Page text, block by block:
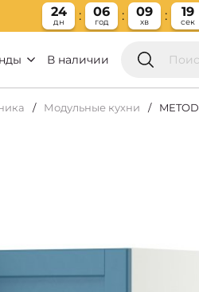
24
дн
06
год
09
хв
18
сек
В наличии
Модульные кухни METOD